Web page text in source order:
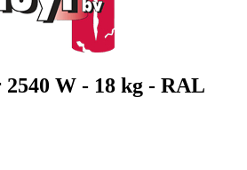
W - 18 kg - RAL